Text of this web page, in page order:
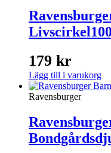
179 kr
Lägg till i varukorg
Ravensburger